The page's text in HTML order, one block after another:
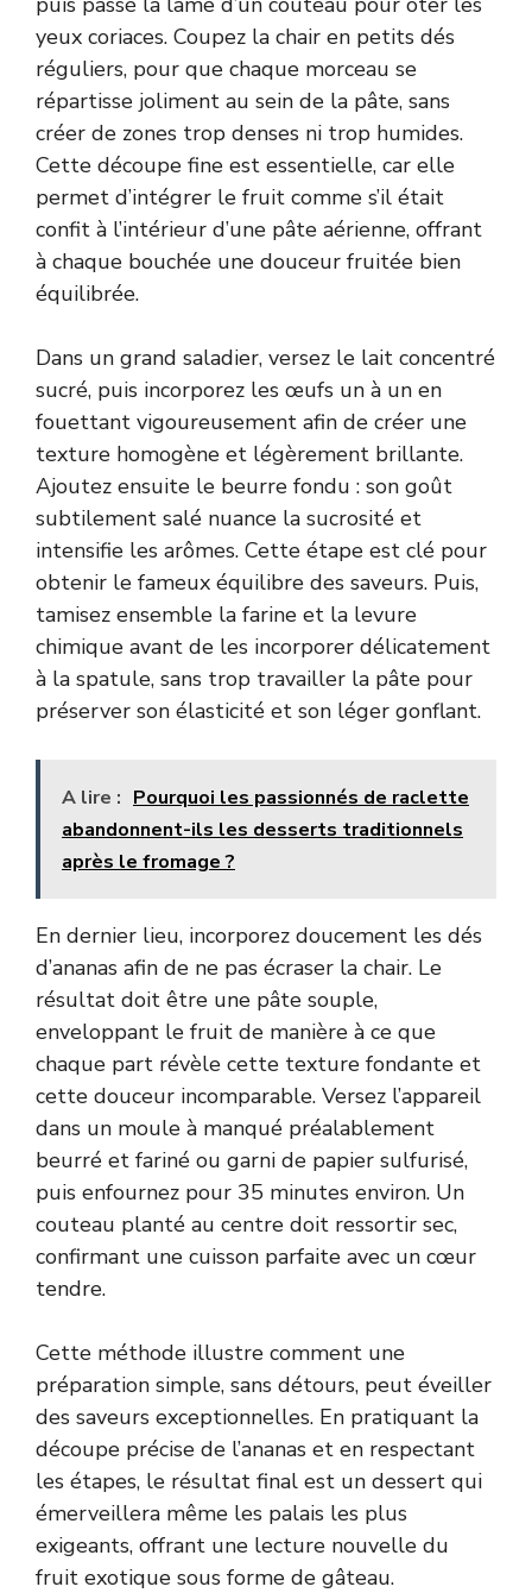
yeux coriaces. Coupez la chair en petits dés
réguliers, pour que chaque morceau se
répartisse joliment au sein de la pâte, sans
créer de zones trop denses ni trop humides.
Cette découpe fine est essentielle, car elle
permet d’intégrer le fruit comme s’il était
confit à l’intérieur d’une pâte aérienne, offrant
à chaque bouchée une douceur fruitée bien
équilibrée.
Dans un grand saladier, versez le lait concentré
sucré, puis incorporez les œufs un à un en
fouettant vigoureusement afin de créer une
texture homogène et légèrement brillante.
Ajoutez ensuite le beurre fondu : son goût
subtilement salé nuance la sucrosité et
intensifie les arômes. Cette étape est clé pour
obtenir le fameux équilibre des saveurs. Puis,
tamisez ensemble la farine et la levure
chimique avant de les incorporer délicatement
à la spatule, sans trop travailler la pâte pour
préserver son élasticité et son léger gonflant.
A lire : Pourquoi les passionnés de raclette
abandonnent-ils les desserts traditionnels
après le fromage ?
En dernier lieu, incorporez doucement les dés
d’ananas afin de ne pas écraser la chair. Le
résultat doit être une pâte souple,
enveloppant le fruit de manière à ce que
chaque part révèle cette texture fondante et
cette douceur incomparable. Versez l’appareil
dans un moule à manqué préalablement
beurré et fariné ou garni de papier sulfurisé,
puis enfournez pour 35 minutes environ. Un
couteau planté au centre doit ressortir sec,
confirmant une cuisson parfaite avec un cœur
tendre.
Cette méthode illustre comment une
préparation simple, sans détours, peut éveiller
des saveurs exceptionnelles. En pratiquant la
découpe précise de l’ananas et en respectant
les étapes, le résultat final est un dessert qui
émerveillera même les palais les plus
exigeants, offrant une lecture nouvelle du
fruit exotique sous forme de gâteau.